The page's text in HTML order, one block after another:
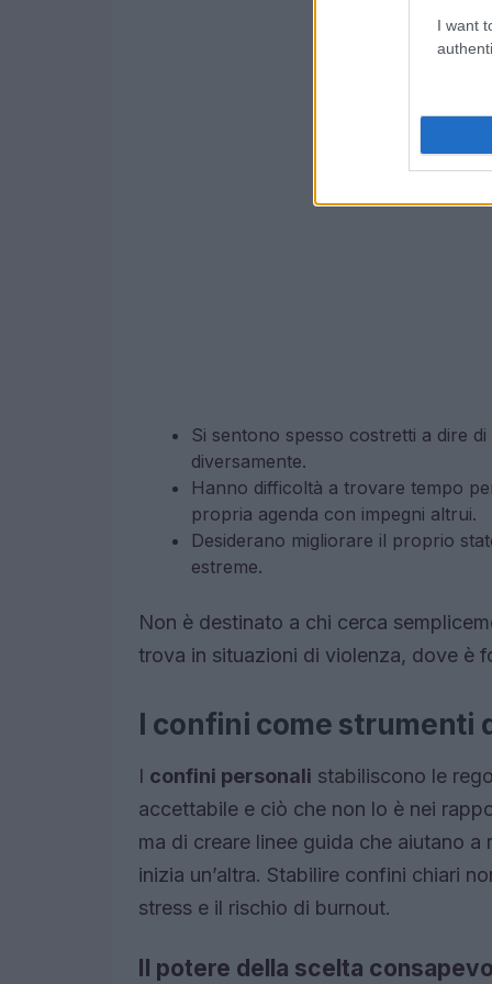
I want
Si sentono spesso costretti a dire
diversamente.
Hanno difficoltà a trovare tempo
propria agenda con impegni altrui.
Desiderano migliorare il proprio
estreme.
Non è destinato a chi cerca
trova in situazioni di violenza, dove è
I confini come strumenti
I confini personali stabiliscono le
accettabile e ciò che non lo è nei
ma di creare linee guida che aiutano
inizia un’altra. Stabilire confini chiari
stress e il rischio di burnout.
Il potere della scelta